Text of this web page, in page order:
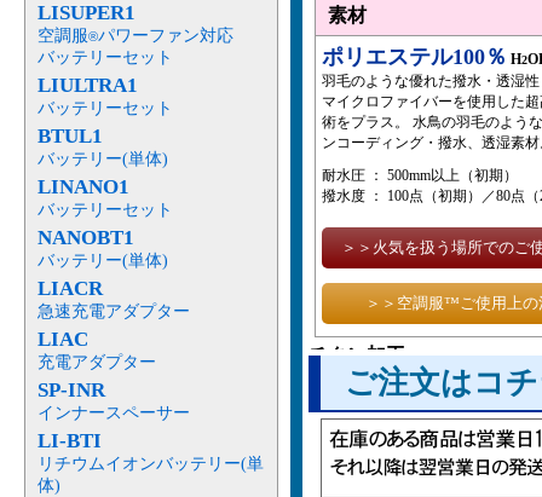
素材
ポリエステル100％ H2
羽毛のような優れた撥水・透湿性
マイクロファイバーを使用した
術をプラス。 水鳥の羽毛のよう
ンコーディング・撥水、透湿素
耐水圧 ： 500mm以上（初期）
撥水度 ： 100点（初期）／80点
＞＞火気を扱う場所でのご
＞＞空調服™ご使用上の
チタン加工
金属チタンをスパッタ法で
外でも温度上昇を抑え、よ
ト。生地には空気漏れが少
した。
ご注文はコ
LISUPER1
空調服®パワーファン対応
バッテリーセット
LIULTRA1
バッテリーセット
BTUL1
バッテリー(単体)
LINANO1
バッテリーセット
NANOBT1
バッテリー(単体)
LIACR
急速充電アダプター
LIAC
充電アダプター
SP-INR
インナースペーサー
LI-BTI
リチウムイオンバッテリー(単
体)